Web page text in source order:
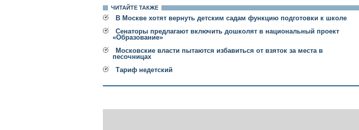
ЧИТАЙТЕ ТАКЖЕ
В Москве хотят вернуть детским садам функцию подготовки к школе
Сенаторы предлагают включить дошколят в национальный проект
«Образование»
Московские власти пытаются избавиться от взяток за места в
песочницах
Тариф недетский